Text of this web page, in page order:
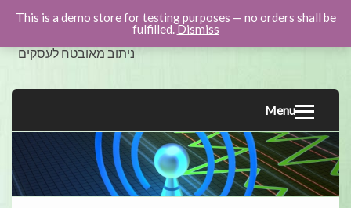
ניתוב מאובטח לעסקים
Menu
This is a demo store for testing purposes — no orders shall be
fulfilled.Dismiss